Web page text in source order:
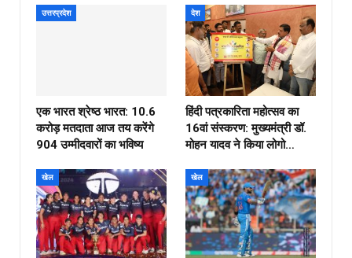
उत्तरप्रदेश
एक भारत श्रेष्ठ भारत: 10.6
करोड़ मतदाता आज तय करेंगे
904 उम्मीदवारों का भविष्य
देश
हिंदी पत्रकारिता महोत्सव का
16वां संस्करण: मुख्यमंत्री डॉ.
मोहन यादव ने किया लोगो…
खेल खेल